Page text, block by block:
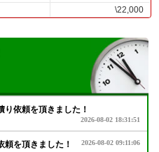
\22,000